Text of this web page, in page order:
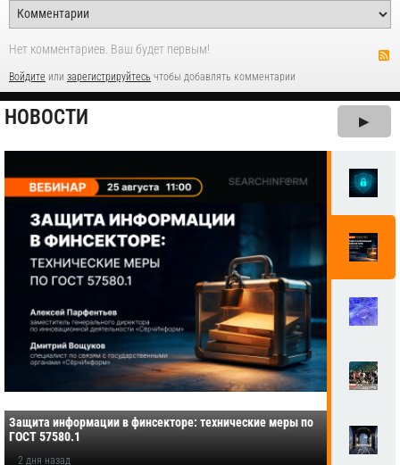
Нет комментариев. Ваш будет первым!
Войдите или зарегистрируйтесь чтобы добавлять комментарии
НОВОСТИ ▶
Защита информации в финсекторе: технические меры по
ГОСТ 57580.1
2 дня назад